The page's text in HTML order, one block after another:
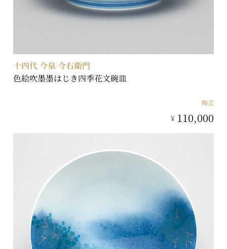
十四代 今泉 今右衛門
色絵吹墨墨はじき四季花文碗皿
陶芸
¥ 110,000